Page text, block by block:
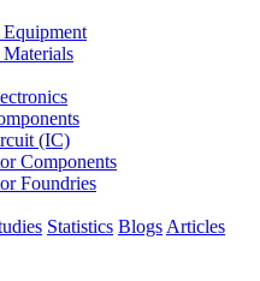
(IC)
Components
Foundries
Statistics Blogs Articles